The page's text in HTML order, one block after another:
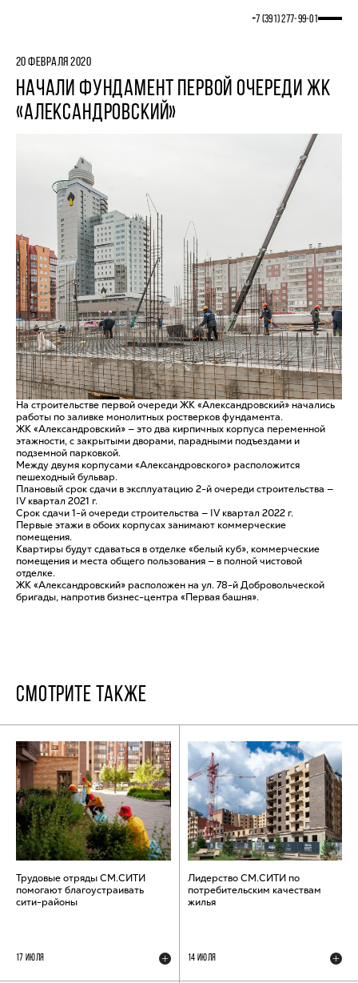
+7 (391) 277‒99‒01
20 ФЕВРАЛЯ 2020
НАЧАЛИ ФУНДАМЕНТ ПЕРВОЙ ОЧЕРЕДИ ЖК
«АЛЕКСАНДРОВСКИЙ»
На строительстве первой очереди ЖК «Александровский» начались
работы по заливке монолитных ростверков фундамента.
ЖК «Александровский» — это два кирпичных корпуса переменной
этажности, с закрытыми дворами, парадными подъездами и
подземной парковкой.
Между двумя корпусами «Александровского» расположится
пешеходный бульвар.
Плановый срок сдачи в эксплуатацию 2-й очереди строительства —
IV квартал 2021 г.
Срок сдачи 1-й очереди строительства — IV квартал 2022 г.
Первые этажи в обоих корпусах занимают коммерческие
помещения.
Квартиры будут сдаваться в отделке «белый куб», коммерческие
помещения и места общего пользования — в полной чистовой
отделке.
ЖК «Александровский» расположен на ул. 78-й Добровольческой
бригады, напротив бизнес-центра «Первая башня».
СМОТРИТЕ ТАКЖЕ
Трудовые отряды СМ.СИТИ
помогают благоустраивать
сити-районы
17 ИЮЛЯ
Лидерство СМ.СИТИ по
потребительским качествам
жилья
14 ИЮЛЯ